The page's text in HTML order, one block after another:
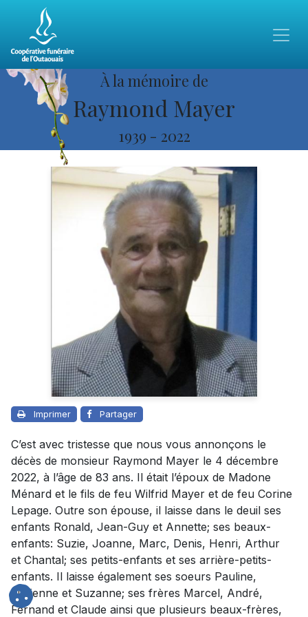
À la mémoire de
Raymond Mayer
1939 - 2022
Imprimer Partager
C’est avec tristesse que nous vous annonçons le
décès de monsieur Raymond Mayer le 4 décembre
2022, à l’âge de 83 ans. Il était l’époux de Madone
Ménard et le fils de feu Wilfrid Mayer et de feu Corine
Lepage. Outre son épouse, il laisse dans le deuil ses
enfants Ronald, Jean-Guy et Annette; ses beaux-
enfants: Suzie, Joanne, Marc, Denis, Henri, Arthur
et Chantal; ses petits-enfants et ses arrière-petits-
enfants. Il laisse également ses soeurs Pauline,
Lucienne et Suzanne; ses frères Marcel, André,
Fernand et Claude ainsi que plusieurs beaux-frères,